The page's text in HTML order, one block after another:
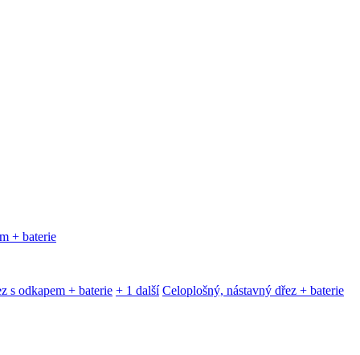
+ baterie
s odkapem + baterie + 1 další Celoplošný, nástavný dřez + baterie